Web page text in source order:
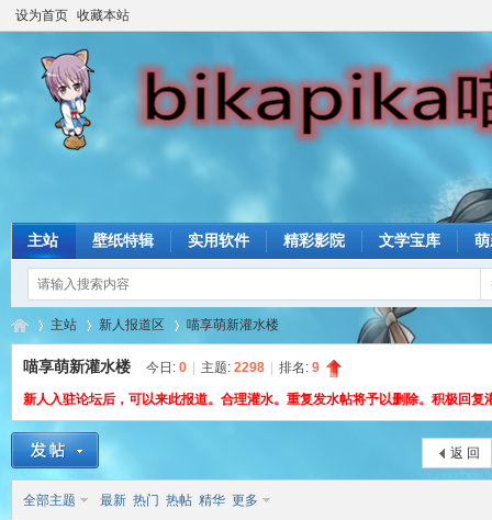
设为首页 收藏本站
主站 壁纸特辑 实用软件 精彩影院 文学宝库
bik»
主站
›
新人报道区
›
喵享萌新灌水楼
喵享萌新灌水楼 今日: 0 主题: 2298 排名: 9
新人入驻论坛后，可以来此报道。合理灌水。重复发水帖将予以删除。积极回复
返 回
全部主题 最新 热门 热帖 精华 更多